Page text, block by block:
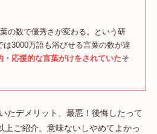
の数で優秀さが変わる。という研
は3000万語も浴びせる言葉の数が違
・応援的な言葉がけをされていたそ
たデメリット、最悪！後悔したって
上ご紹介。意味ないしやめてよかっ